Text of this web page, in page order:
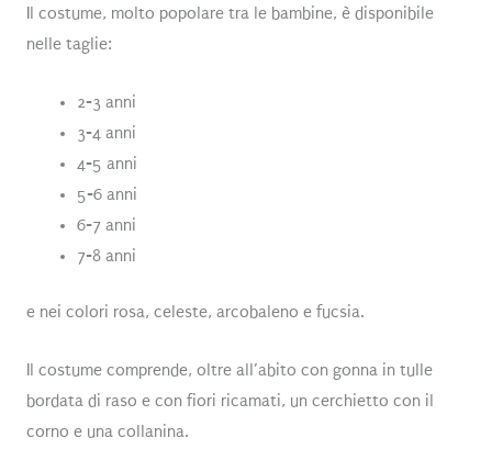
Il costume, molto popolare tra le bambine, è disponibile
nelle taglie:
2-3 anni
3-4 anni
4-5 anni
5-6 anni
6-7 anni
7-8 anni
e nei colori rosa, celeste, arcobaleno e fucsia.
Il costume comprende, oltre all’abito con gonna in tulle
bordata di raso e con fiori ricamati, un cerchietto con il
corno e una collanina.